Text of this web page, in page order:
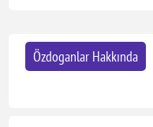
Özdoganlar Hakkında